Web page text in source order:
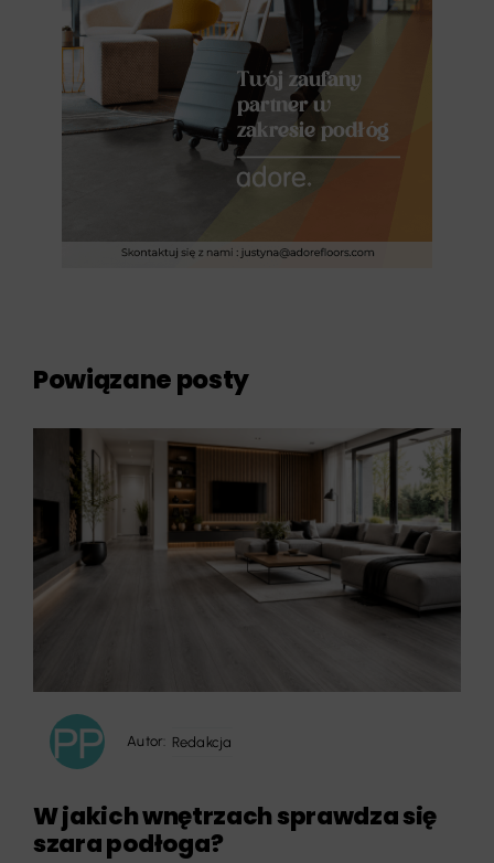
Powiązane posty
Autor: Redakcja
W jakich wnętrzach sprawdza się
szara podłoga?